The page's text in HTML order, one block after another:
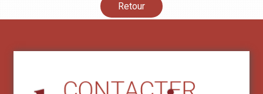
Retour